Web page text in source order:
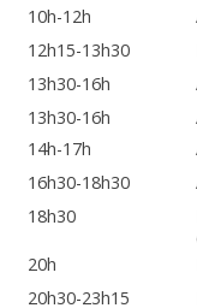
10h-12h
12h15-13h30
13h30-16h
13h30-16h
14h-17h
16h30-18h30
18h30
20h
20h30-23h15